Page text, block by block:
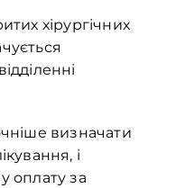
хірургічних
визначати
і
оплату за